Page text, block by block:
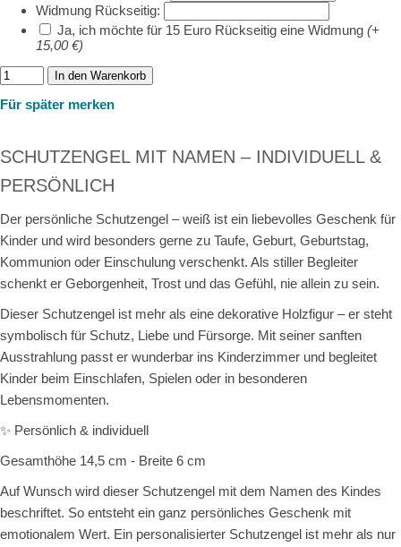
Widmung Rückseitig:
Ja, ich möchte für 15 Euro Rückseitig eine Widmung (+
15,00 €)
In den Warenkorb
Für später merken
SCHUTZENGEL MIT NAMEN – INDIVIDUELL &
PERSÖNLICH
Der persönliche Schutzengel – weiß ist ein liebevolles Geschenk für
Kinder und wird besonders gerne zu Taufe, Geburt, Geburtstag,
Kommunion oder Einschulung verschenkt. Als stiller Begleiter
schenkt er Geborgenheit, Trost und das Gefühl, nie allein zu sein.
Dieser Schutzengel ist mehr als eine dekorative Holzfigur – er steht
symbolisch für Schutz, Liebe und Fürsorge. Mit seiner sanften
Ausstrahlung passt er wunderbar ins Kinderzimmer und begleitet
Kinder beim Einschlafen, Spielen oder in besonderen
Lebensmomenten.
✨ Persönlich & individuell
Gesamthöhe 14,5 cm - Breite 6 cm
Auf Wunsch wird dieser Schutzengel mit dem Namen des Kindes
beschriftet. So entsteht ein ganz persönliches Geschenk mit
emotionalem Wert. Ein personalisierter Schutzengel ist mehr als nur